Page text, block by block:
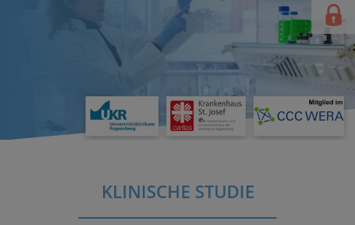
KLINISCHE STUDIE